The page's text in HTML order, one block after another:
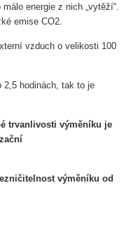
energie z nich „vytěží“.
emise CO2.
vzduch o velikosti 100
2,5 hodinách, tak to je
trvanlivosti výměníku je
výměníku od